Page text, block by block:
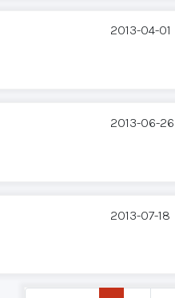
2013-04-01
2013-06-26
2013-07-18